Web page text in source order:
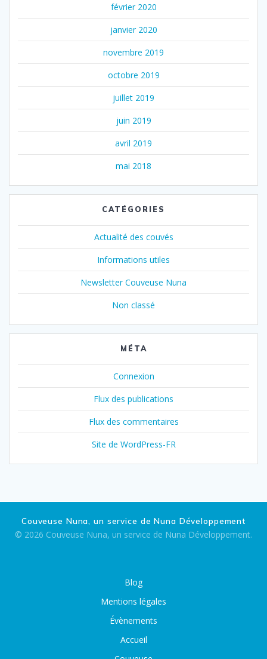
février 2020
janvier 2020
novembre 2019
octobre 2019
juillet 2019
juin 2019
avril 2019
mai 2018
CATÉGORIES
Actualité des couvés
Informations utiles
Newsletter Couveuse Nuna
Non classé
MÉTA
Connexion
Flux des publications
Flux des commentaires
Site de WordPress-FR
Couveuse Nuna, un service de Nuna Développement
© 2026 Couveuse Nuna, un service de Nuna Développement.
Blog
Mentions légales
Évènements
Accueil